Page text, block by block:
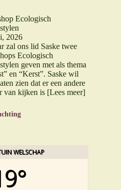
Ecologisch
2026
zal ons lid Saske twee
Ecologisch
geven met als thema
en “Kerst”. Saske wil
zien dat er een andere
van kijken is [Lees meer]
WELSCHAP